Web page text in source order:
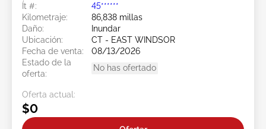
Ít #:
45******
Kilometraje:
86,838 millas
Daño:
Inundar
Ubicación:
CT - EAST WINDSOR
Fecha de venta:
08/13/2026
Estado de la
oferta:
No has ofertado
Oferta actual:
$0